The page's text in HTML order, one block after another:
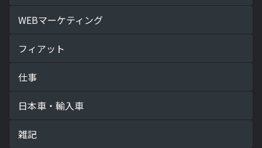
WEBマーケティング
フィアット
仕事
日本車・輸入車
雑記